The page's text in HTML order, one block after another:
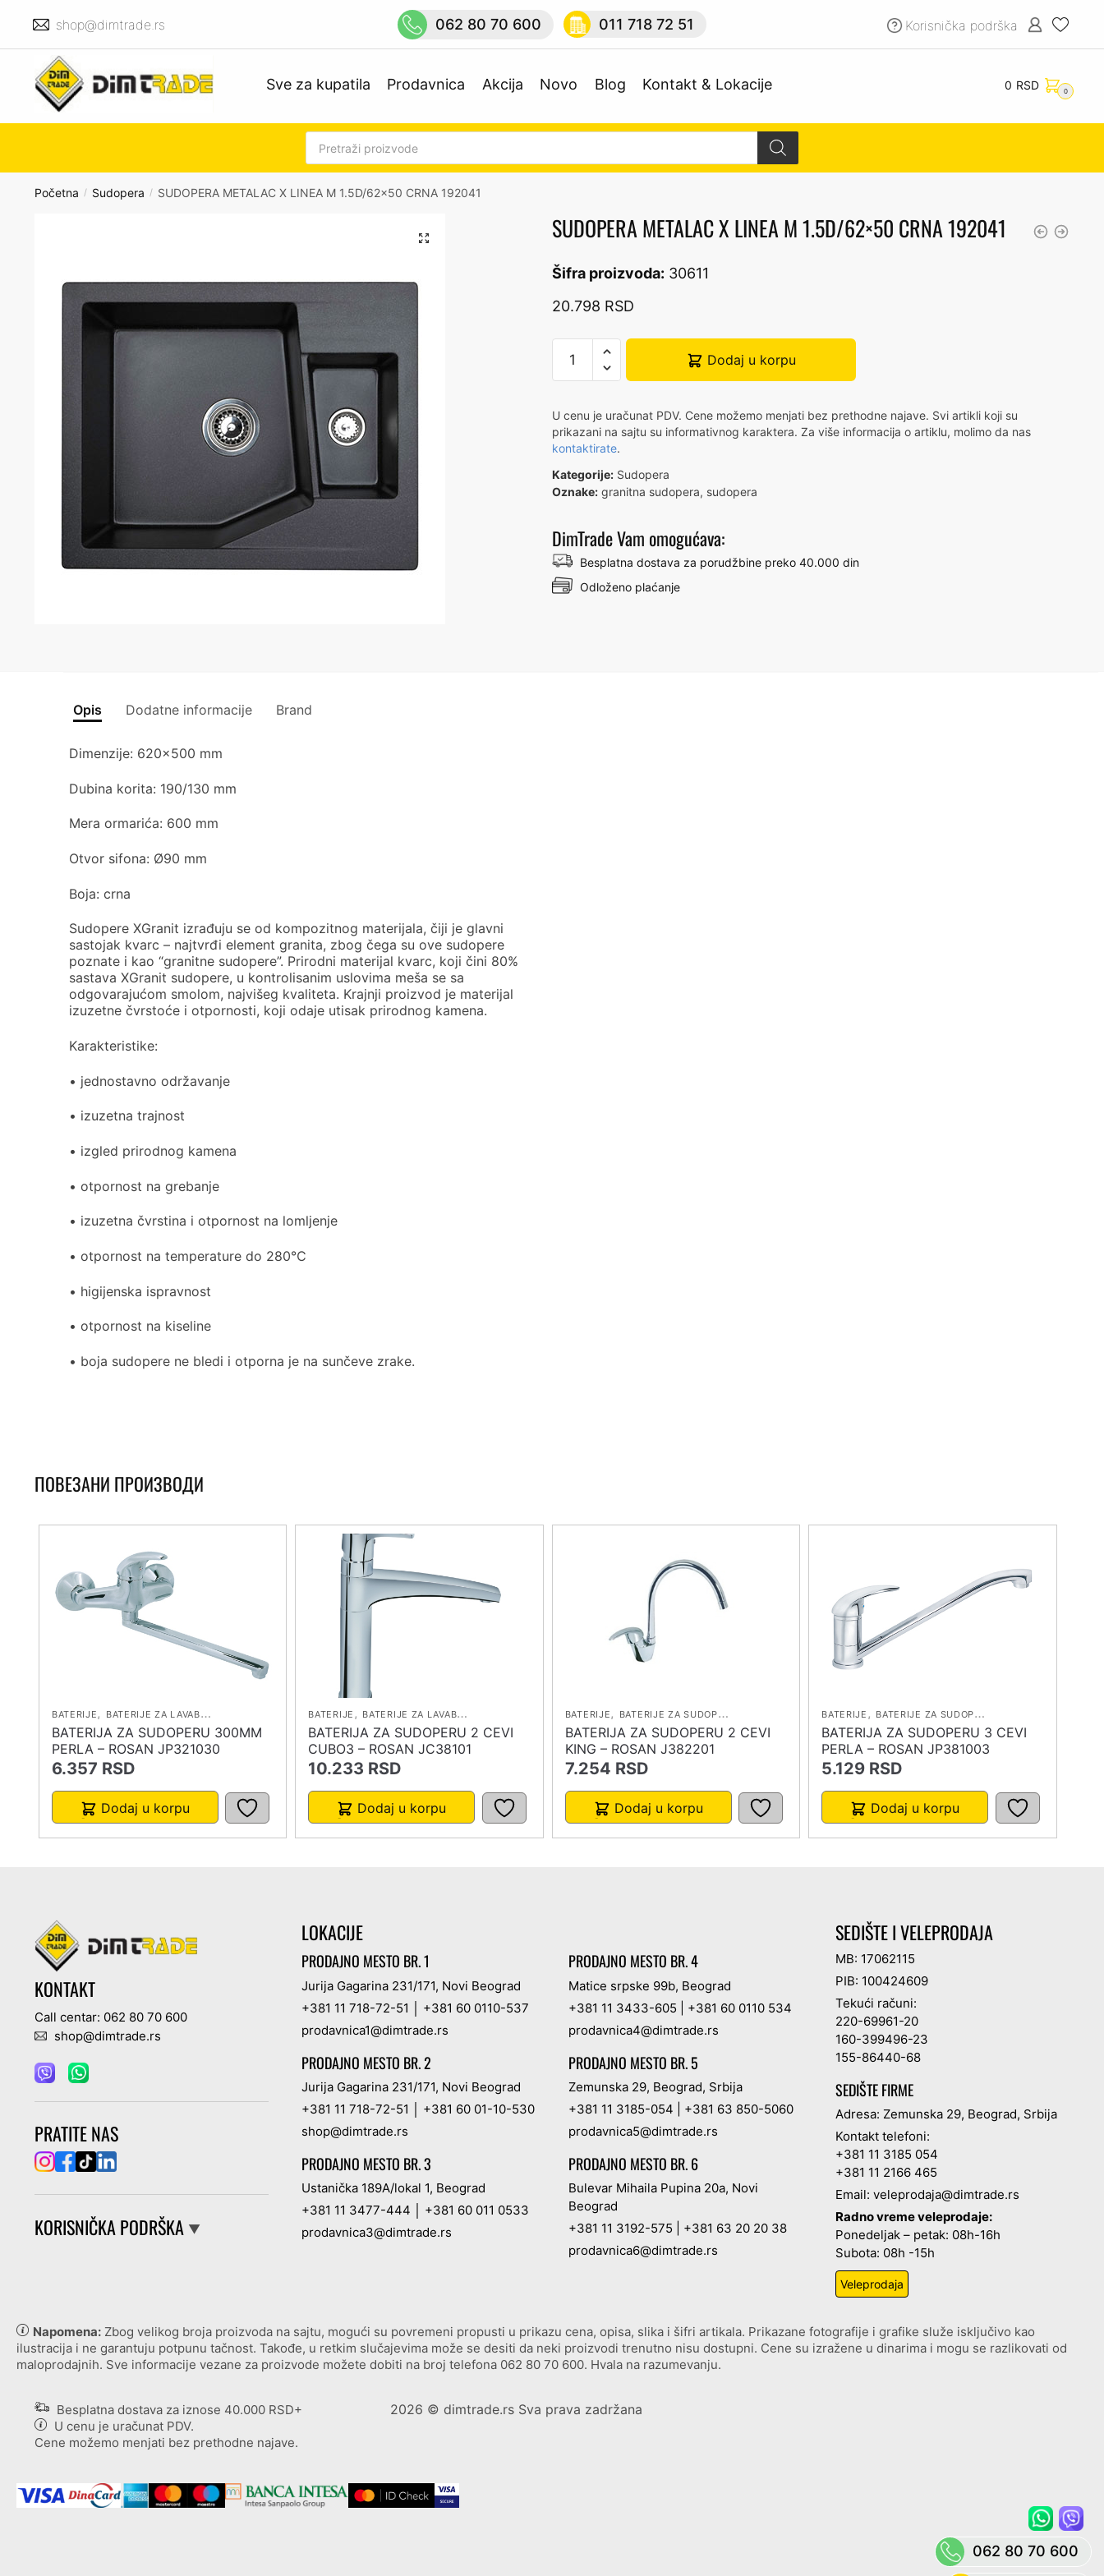
navigation
content
shop@dimtrade.rs 062 80 70 600 011 718 72 51 Korisnička podrška
Sve za kupatila Prodavnica Akcija Novo Blog Kontakt & Lokacije 0 RSD 0
Products
search
Početna / Sudopera / SUDOPERA METALAC X LINEA M 1.5D/62×50 CRNA 192041
🔍 SUDOPERA METALAC X LINEA M 1.5D/62×50 CRNA 192041
Šifra proizvoda: 30611
20.798 RSD
U cenu je uračunat PDV. Cene možemo menjati bez prethodne najave. Svi artikli koji su
prikazani na sajtu su informativnog karaktera. Za više informacija o artiklu, molimo da nas
kontaktirate.
Kategorije: Sudopera
Oznake: granitna sudopera, sudopera
SUDOPERA
METALAC
LINEA
M
1.5D/62x50
CRNA
192041
Dodaj u korpu
DimTrade Vam omogućava:
Besplatna dostava za porudžbine preko 40.000 din
Odloženo plaćanje
Opis Dodatne informacije Brand
Dimenzije: 620×500 mm
Dubina korita: 190/130 mm
Mera ormarića: 600 mm
Otvor sifona: Ø90 mm
Boja: crna
Sudopere XGranit izrađuju se od kompozitnog materijala, čiji je glavni
sastojak kvarc – najtvrđi element granita, zbog čega su ove sudopere
poznate i kao “granitne sudopere”. Prirodni materijal kvarc, koji čini 80%
sastava XGranit sudopere, u kontrolisanim uslovima meša se sa
odgovarajućom smolom, najvišeg kvaliteta. Krajnji proizvod je materijal
izuzetne čvrstoće i otpornosti, koji odaje utisak prirodnog kamena.
Karakteristike:
• jednostavno održavanje
• izuzetna trajnost
• izgled prirodnog kamena
• otpornost na grebanje
• izuzetna čvrstina i otpornost na lomljenje
• otpornost na temperature do 280℃
• higijenska ispravnost
• otpornost na kiseline
• boja sudopere ne bledi i otporna je na sunčeve zrake.
ПОВЕЗАНИ ПРОИЗВОДИ
BATERIJE, BATERIJE ZA LAVABO , BATERIJE ZA SUDOPERU
BATERIJA ZA SUDOPERU 300MM
PERLA – ROSAN JP321030
6.357 RSD
Dodaj u korpu
BATERIJE , BATERIJE ZA LAVABO , BATERIJE ZA SUDOPERU
BATERIJA ZA SUDOPERU 2 CEVI
CUBO3 – ROSAN JC38101
10.233 RSD
Dodaj u korpu
BATERIJE, BATERIJE ZA SUDOPERU
BATERIJA ZA SUDOPERU 2 CEVI
KING – ROSAN J382201
7.254 RSD
Dodaj u korpu
BATERIJE , BATERIJE ZA SUDOPERU
BATERIJA ZA SUDOPERU 3 CEVI
PERLA – ROSAN JP381003
5.129 RSD
Dodaj u korpu
KONTAKT
Call centar: 062 80 70 600
shop@dimtrade.rs
PRATITE NAS
KORISNIČKA PODRŠKA ▼
LOKACIJE
PRODAJNO MESTO BR. 1
Jurija Gagarina 231/171, Novi Beograd
+381 11 718-72-51
+381 60 0110-537
prodavnica1@dimtrade.rs
PRODAJNO MESTO BR. 2
Jurija Gagarina 231/171, Novi Beograd
+381 11 718-72-51
+381 60 01-10-530
shop@dimtrade.rs
PRODAJNO MESTO BR. 3
Ustanička 189A/lokal 1, Beograd
+381 11 3477-444
+381 60 011 0533
prodavnica3@dimtrade.rs
PRODAJNO MESTO BR. 4
Matice srpske 99b, Beograd
+381 11 3433-605
+381 60 0110 534
prodavnica4@dimtrade.rs
PRODAJNO MESTO BR. 5
Zemunska 29, Beograd, Srbija
+381 11 3185-054
+381 63 850-5060
prodavnica5@dimtrade.rs
PRODAJNO MESTO BR. 6
Bulevar Mihaila Pupina 20a, Novi
Beograd
+381 11 3192-575
+381 63 20 20 38
prodavnica6@dimtrade.rs
SEDIŠTE I VELEPRODAJA
MB: 17062115
PIB: 100424609
Tekući računi:
220-69961-20
160-399496-23
155-86440-68
SEDIŠTE FIRME
Adresa: Zemunska 29, Beograd, Srbija
Kontakt telefoni:
+381 11 3185 054
+381 11 2166 465
Email:veleprodaja@dimtrade.rs
Radno vreme veleprodaje:
Ponedeljak – petak: 08h-16h
Subota: 08h -15h
Veleprodaja
Napomena: Zbog velikog broja proizvoda na sajtu, mogući su povremeni propusti u prikazu cena, opisa, slika i šifri artikala. Prikazane fotografije i grafike služe isključivo kao
ilustracija i ne garantuju potpunu tačnost. Takođe, u retkim slučajevima može se desiti da neki proizvodi trenutno nisu dostupni. Cene su izražene u dinarima i mogu se razlikovati od
maloprodajnih. Sve informacije vezane za proizvode možete dobiti na broj telefona 062 80 70 600. Hvala na razumevanju.
Besplatna dostava za iznose 40.000 RSD+
U cenu je uračunat PDV.
Cene možemo menjati bez prethodne najave.
2026 © dimtrade.rs Sva prava zadržana
062 80 70 600